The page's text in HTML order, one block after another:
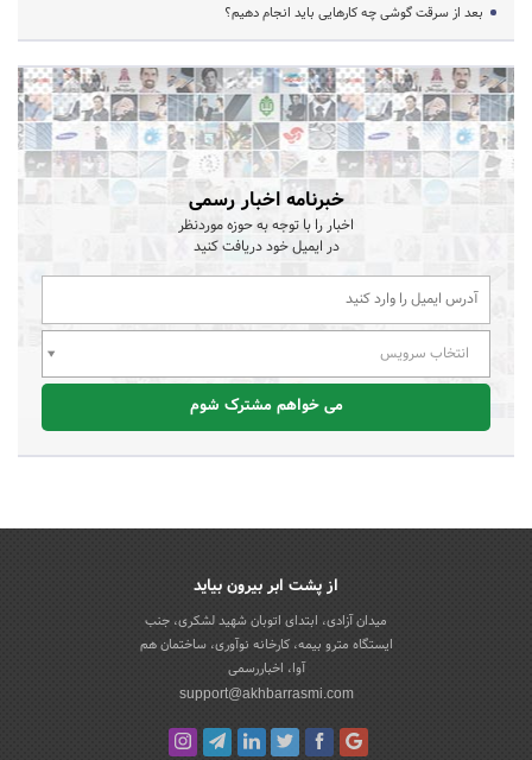
بعد از سرقت گوشی چه کارهایی باید انجام دهیم؟
خبرنامه اخبار رسمی
اخبار را با توجه به حوزه موردنظر
در ایمیل خود دریافت کنید
انتخاب سرویس
می خواهم مشترک شوم
از پشت ابر بیرون بیاید
میدان آزادی، ابتدای اتوبان شهید لشکری، جنب
ایستگاه مترو بیمه، کارخانه نوآوری، ساختمان هم
آوا، اخباررسمی
support@akhbarrasmi.com